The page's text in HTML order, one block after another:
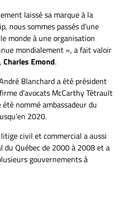
laissé sa marque à la
nous sommes passés d’une
monde à une organisation
mondialement », a fait valoir
Charles Emond.
Blanchard a été président
d'avocats McCarthy Tétrault
nommé ambassadeur du
2020.
civil et commercial a aussi
Québec de 2000 à 2008 et a
gouvernements à